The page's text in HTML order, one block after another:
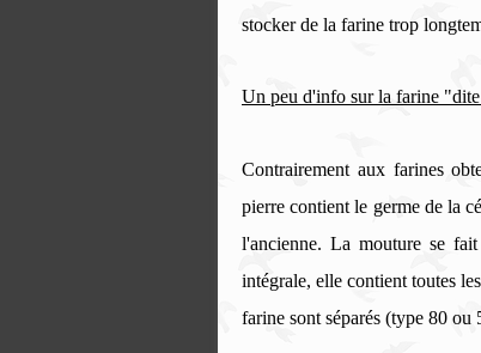
stocker de la farine trop
Un peu d'info sur la farine
Contrairement aux farines
pierre contient le germe de la
l'ancienne. La mouture se
intégrale, elle contient toutes
farine sont séparés (type 80 ou